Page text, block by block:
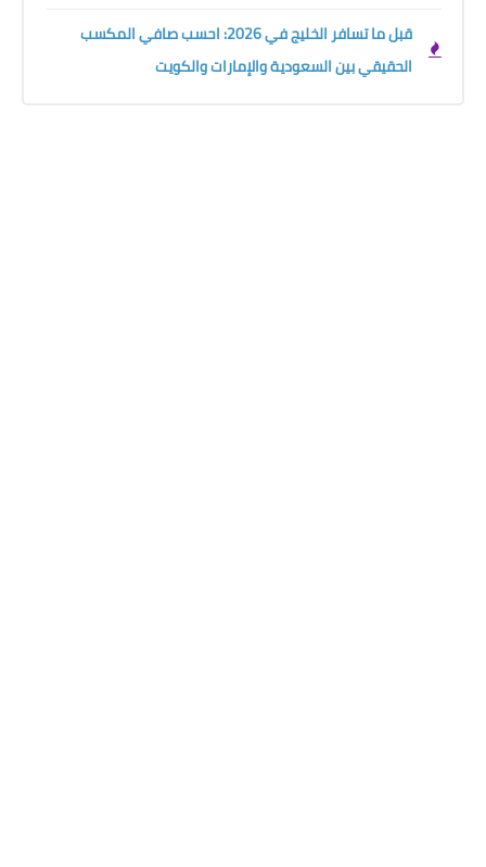
قبل ما تسافر الخليج في 2026: احسب صافي المكسب
الحقيقي بين السعودية والإمارات والكويت